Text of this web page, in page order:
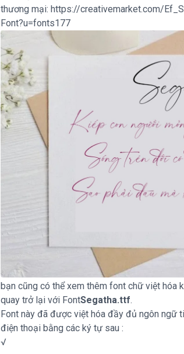
thương mại: https://creativemarket.com/
Font?u=fonts177
bạn cũng có thể xem thêm font chữ việt hóa
quay trở lại với FontSegatha.ttf.
Font này đã được việt hóa đầy đủ ngôn ngữ
điện thoại bằng các ký tự sau :
√